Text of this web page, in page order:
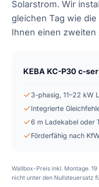
Solarstrom. Wir
gleichen Tag wie
Ihnen einen
KEBA KC-P30 c-
3-phasig, 11–22 kW
Integrierte
6 m Ladekabel oder
Förderfähig nach
Wallbox-Preis inkl. Montage.
nicht unter den Nullsteuersatz